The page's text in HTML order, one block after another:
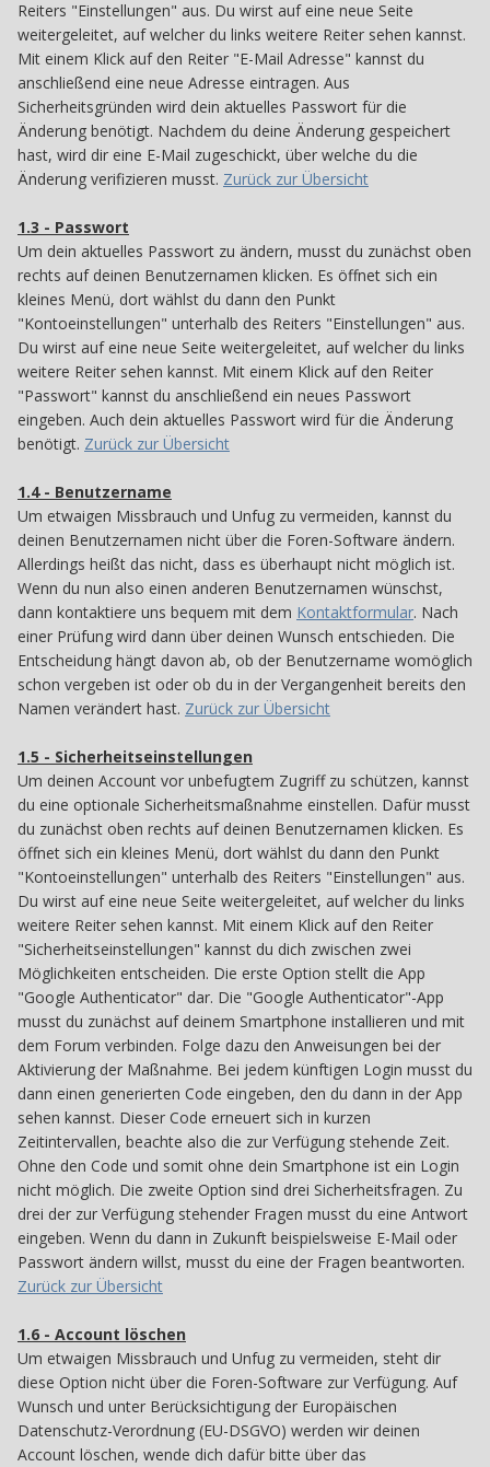
Reiters "Einstellungen" aus. Du wirst auf eine neue Seite
weitergeleitet, auf welcher du links weitere Reiter sehen kannst.
Mit einem Klick auf den Reiter "E-Mail Adresse" kannst du
anschließend eine neue Adresse eintragen. Aus
Sicherheitsgründen wird dein aktuelles Passwort für die
Änderung benötigt. Nachdem du deine Änderung gespeichert
hast, wird dir eine E-Mail zugeschickt, über welche du die
Änderung verifizieren musst. Zurück zur Übersicht
1.3 - Passwort
Um dein aktuelles Passwort zu ändern, musst du zunächst oben
rechts auf deinen Benutzernamen klicken. Es öffnet sich ein
kleines Menü, dort wählst du dann den Punkt
"Kontoeinstellungen" unterhalb des Reiters "Einstellungen" aus.
Du wirst auf eine neue Seite weitergeleitet, auf welcher du links
weitere Reiter sehen kannst. Mit einem Klick auf den Reiter
"Passwort" kannst du anschließend ein neues Passwort
eingeben. Auch dein aktuelles Passwort wird für die Änderung
benötigt. Zurück zur Übersicht
1.4 - Benutzername
Um etwaigen Missbrauch und Unfug zu vermeiden, kannst du
deinen Benutzernamen nicht über die Foren-Software ändern.
Allerdings heißt das nicht, dass es überhaupt nicht möglich ist.
Wenn du nun also einen anderen Benutzernamen wünschst,
dann kontaktiere uns bequem mit dem Kontaktformular. Nach
einer Prüfung wird dann über deinen Wunsch entschieden. Die
Entscheidung hängt davon ab, ob der Benutzername womöglich
schon vergeben ist oder ob du in der Vergangenheit bereits den
Namen verändert hast. Zurück zur Übersicht
1.5 - Sicherheitseinstellungen
Um deinen Account vor unbefugtem Zugriff zu schützen, kannst
du eine optionale Sicherheitsmaßnahme einstellen. Dafür musst
du zunächst oben rechts auf deinen Benutzernamen klicken. Es
öffnet sich ein kleines Menü, dort wählst du dann den Punkt
"Kontoeinstellungen" unterhalb des Reiters "Einstellungen" aus.
Du wirst auf eine neue Seite weitergeleitet, auf welcher du links
weitere Reiter sehen kannst. Mit einem Klick auf den Reiter
"Sicherheitseinstellungen" kannst du dich zwischen zwei
Möglichkeiten entscheiden. Die erste Option stellt die App
"Google Authenticator" dar. Die "Google Authenticator"-App
musst du zunächst auf deinem Smartphone installieren und mit
dem Forum verbinden. Folge dazu den Anweisungen bei der
Aktivierung der Maßnahme. Bei jedem künftigen Login musst du
dann einen generierten Code eingeben, den du dann in der App
sehen kannst. Dieser Code erneuert sich in kurzen
Zeitintervallen, beachte also die zur Verfügung stehende Zeit.
Ohne den Code und somit ohne dein Smartphone ist ein Login
nicht möglich. Die zweite Option sind drei Sicherheitsfragen. Zu
drei der zur Verfügung stehender Fragen musst du eine Antwort
eingeben. Wenn du dann in Zukunft beispielsweise E-Mail oder
Passwort ändern willst, musst du eine der Fragen beantworten.
Zurück zur Übersicht
1.6 - Account löschen
Um etwaigen Missbrauch und Unfug zu vermeiden, steht dir
diese Option nicht über die Foren-Software zur Verfügung. Auf
Wunsch und unter Berücksichtigung der Europäischen
Datenschutz-Verordnung (EU-DSGVO) werden wir deinen
Account löschen, wende dich dafür bitte über das